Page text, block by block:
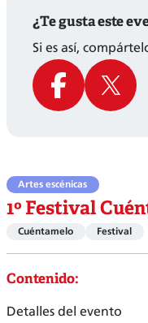
¿Te gusta este
Si es así,
Artes escénicas
1º Festival
Cuéntamelo Festival
Contenido:
Detalles del evento